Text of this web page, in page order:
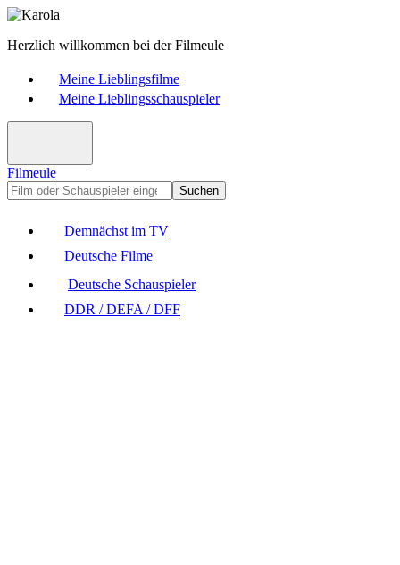
Herzlich willkommen bei der Filmeule
Meine Lieblingsfilme
Meine Lieblingsschauspieler
Filmeule
Suchen
Demnächst im TV
Deutsche Filme
Deutsche Schauspieler
DDR / DEFA / DFF